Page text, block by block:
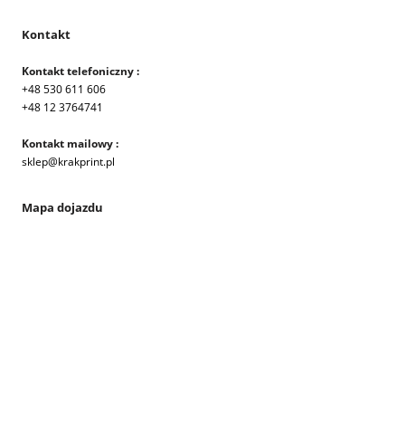
Kontakt
Kontakt telefoniczny :
+48 530 611 606
+48 12 3764741
Kontakt mailowy :
sklep@krakprint.pl
Mapa dojazdu